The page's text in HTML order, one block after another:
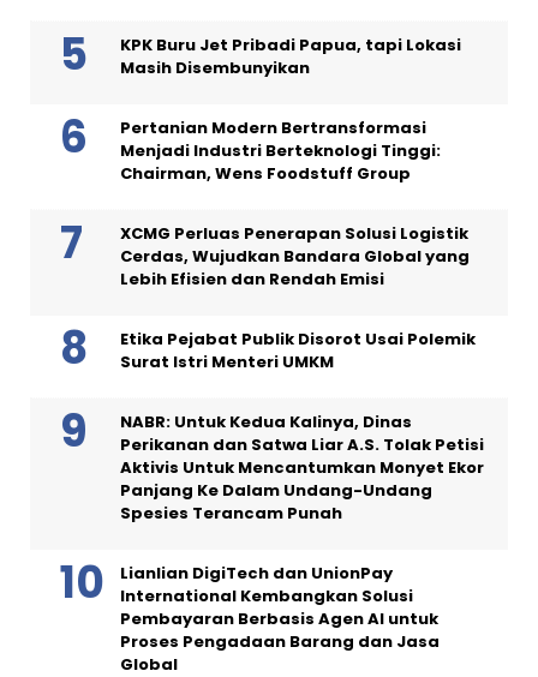
KPK Buru Jet Pribadi Papua, tapi Lokasi
Masih Disembunyikan
Pertanian Modern Bertransformasi
Menjadi Industri Berteknologi Tinggi:
Chairman, Wens Foodstuff Group
XCMG Perluas Penerapan Solusi Logistik
Cerdas, Wujudkan Bandara Global yang
Lebih Efisien dan Rendah Emisi
Etika Pejabat Publik Disorot Usai Polemik
Surat Istri Menteri UMKM
NABR: Untuk Kedua Kalinya, Dinas
Perikanan dan Satwa Liar A.S. Tolak Petisi
Aktivis Untuk Mencantumkan Monyet Ekor
Panjang Ke Dalam Undang-Undang
Spesies Terancam Punah
Lianlian DigiTech dan UnionPay
International Kembangkan Solusi
Pembayaran Berbasis Agen AI untuk
Proses Pengadaan Barang dan Jasa
Global